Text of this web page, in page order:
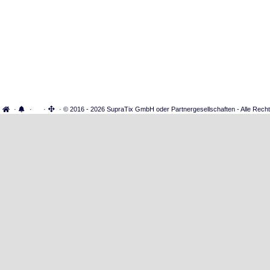
· · · · © 2016 - 2026 SupraTix GmbH oder Partnergesellschaften - Alle